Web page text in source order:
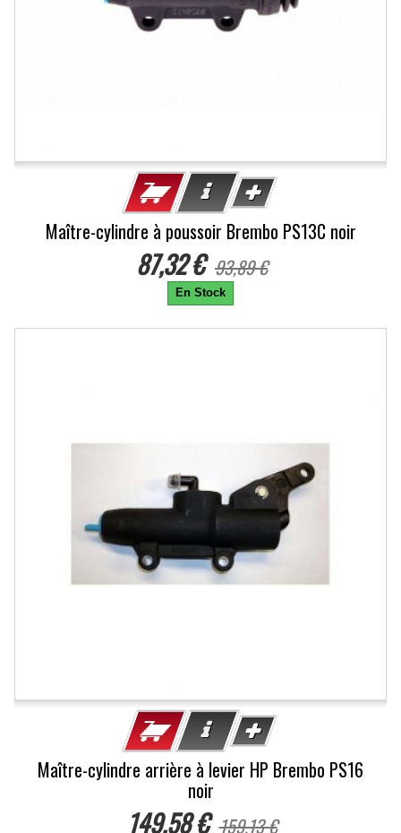
Maître-cylindre à poussoir Brembo PS13C noir
87,32 € 93,89 €
En Stock
Maître-cylindre arrière à levier HP Brembo PS16
noir
149,58 € 159,13 €